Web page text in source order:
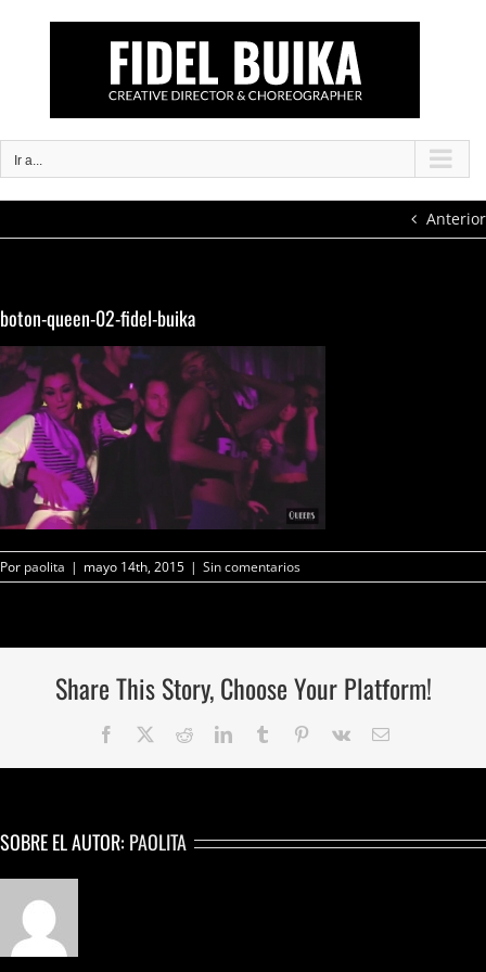
Ir a...
Anterior
boton-queen-02-fidel-buika
Por paolita | mayo 14th, 2015 | Sin comentarios
Share This Story, Choose Your Platform!
Facebook
TwitterRedditLinkedInTumblr Pinterest
Vk
Correo
SOBRE EL AUTOR: PAOLITA